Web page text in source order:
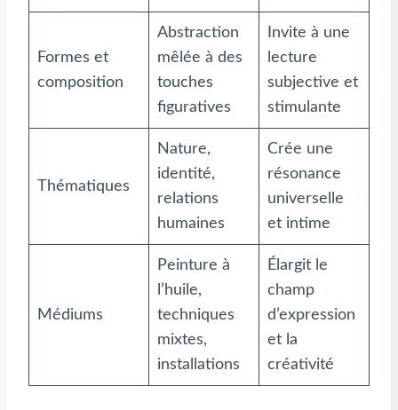
Formes et
composition
Abstraction
mêlée à des
touches
figuratives
Invite à une
lecture
subjective et
stimulante
Thématiques
Nature,
identité,
relations
humaines
Crée une
résonance
universelle
et intime
Médiums
Peinture à
l’huile,
techniques
mixtes,
installations
Élargit le
champ
d’expression
et la
créativité